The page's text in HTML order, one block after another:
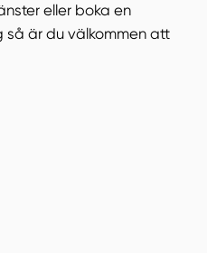
eller boka en
så är du välkommen att